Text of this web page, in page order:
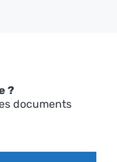
?
documents